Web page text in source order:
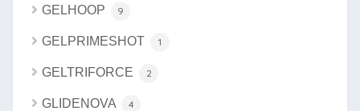
GELHOOP 9
GELPRIMESHOT 1
GELTRIFORCE 2
GLIDENOVA 4